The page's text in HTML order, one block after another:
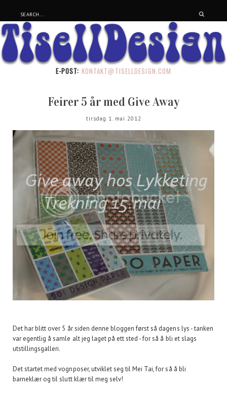
E-POST: KONTAKT@TISELLDESIGN.COM
Feirer 5 år med Give Away
tirsdag 1. mai 2012
Det har blitt over 5 år siden denne bloggen først så dagens lys - tanken
var egentlig å samle alt jeg laget på ett sted - for så å bli et slags
utstillingsgalleri.
Det startet med vognposer, utviklet seg til Mei Tai, for så å bli
barneklær og til slutt klær til meg selv!